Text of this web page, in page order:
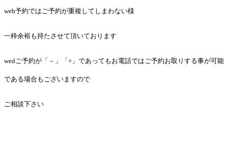
web予約ではご予約が重複してしまわない様
一枠余裕も持たさせて頂いております
wedご予約が「－」「×」であってもお電話ではご予約お取りする事が可能
である場合もございますので
ご相談下さい